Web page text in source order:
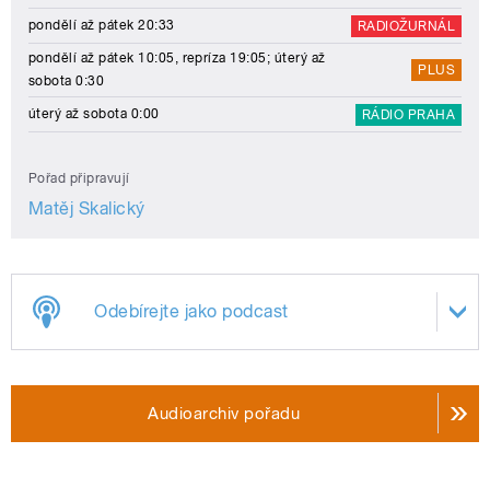
pondělí až pátek 20:33 RADIOŽURNÁL
pondělí až pátek 10:05, repríza 19:05; úterý až
sobota 0:30
PLUS
úterý až sobota 0:00 RÁDIO PRAHA
Pořad připravují
Matěj Skalický
Odebírejte jako podcast
Audioarchiv pořadu